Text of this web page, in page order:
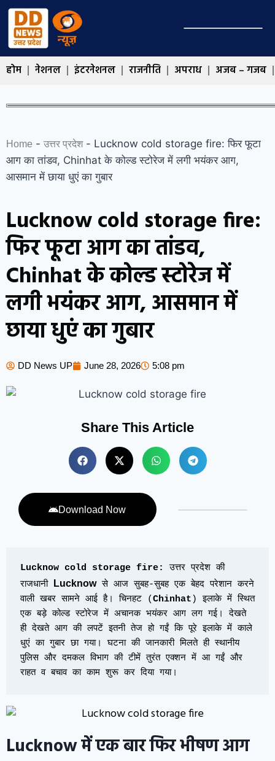
होम नेशनल इंटरनेशनल राजनीति अपराध अजब – गजब
Home - उत्तर प्रदेश- Lucknow cold storage fire: फिर फूटा
आग का तांडव, Chinhat के कोल्ड स्टोरेज में लगी भयंकर आग,
आसमान में छाया धुएं का गुबार
Lucknow cold storage fire:
फिर फूटा आग का तांडव,
Chinhat के कोल्ड स्टोरेज में
लगी भयंकर आग, आसमान में
छाया धुएं का गुबार
DD News UP June 28, 2026 5:08 pm
Share This Article
Download Now
Lucknow cold storage fire:
उत्तर प्रदेश की
राजधानी
Lucknow से आज सुबह-सुबह एक बेहद परेशान करने
वाली खबर सामने आई है। चिनहट (Chinhat ) इलाके में स्थित
एक बड़े कोल्ड स्टोरेज में अचानक भयंकर आग लग गई। देखते
ही देखते आग की लपटें इतनी तेज हो गईं कि पूरे इलाके में काले
धुएं का गुबार छा गया। घटना की जानकारी मिलते ही स्थानीय
पुलिस और दमकल विभाग की टीमें तुरंत एक्शन में आ गईं और
राहत व बचाव का काम शुरू कर दिया गया।
Lucknow में एक बार फिर भीषण आग